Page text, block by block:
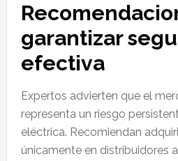
garantizar
efectiva
Expertos advierten que el
representa un riesgo
eléctrica. Recomiendan
únicamente en distribuidores